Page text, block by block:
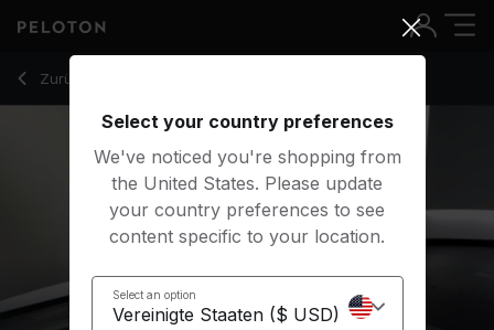
Zurück zu Cardio-Kurse
Zurück
20 Min Shadowboxing with Hip-Hop/Rap Music - Kendall
Select your country preferences
We've noticed you're shopping from
the United States. Please update
your country preferences to see
content specific to your location.
Select an option